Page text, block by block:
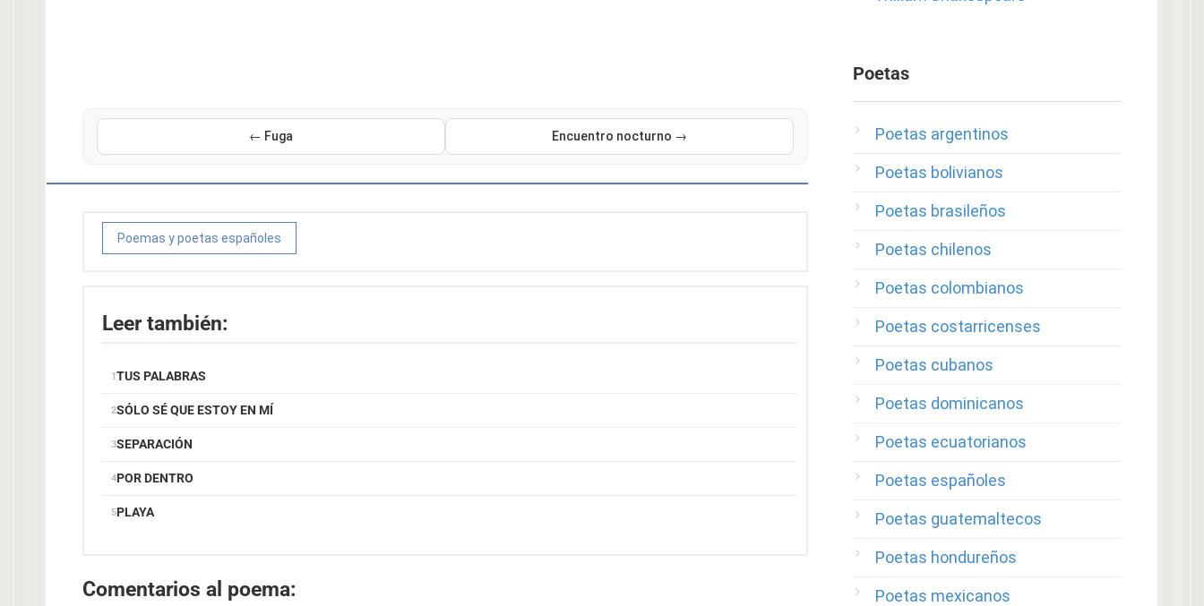
← Fuga Encuentro nocturno →
Poemas y poetas españoles
Leer también:
TUS PALABRAS
SÓLO SÉ QUE ESTOY EN MÍ
SEPARACIÓN
POR DENTRO
PLAYA
Comentarios al poema:
Poetas
Poetas argentinos
Poetas bolivianos
Poetas brasileños
Poetas chilenos
Poetas colombianos
Poetas costarricenses
Poetas cubanos
Poetas dominicanos
Poetas ecuatorianos
Poetas españoles
Poetas guatemaltecos
Poetas hondureños
Poetas mexicanos